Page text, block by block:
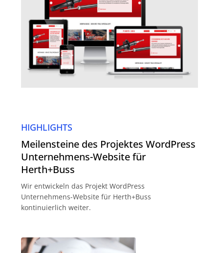
HIGHLIGHTS
Meilensteine des Projektes WordPress
Unternehmens-Website für
Herth+Buss
Wir entwickeln das Projekt WordPress
Unternehmens-Website für Herth+Buss
kontinuierlich weiter.